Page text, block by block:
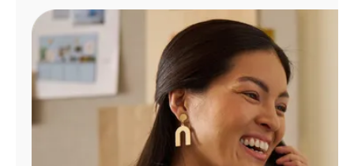
Administrar
cuenta
Encuentra
tienda